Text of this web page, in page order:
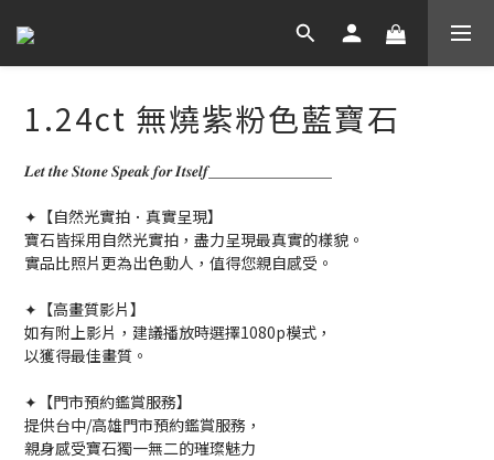
1.24ct 無燒紫粉色藍寶石
𝑳𝒆𝒕 𝒕𝒉𝒆 𝑺𝒕𝒐𝒏𝒆 𝑺𝒑𝒆𝒂𝒌 𝒇𝒐𝒓 𝑰𝒕𝒔𝒆𝒍𝒇＿＿＿＿＿＿＿＿
✦【自然光實拍．真實呈現】
寶石皆採用自然光實拍，盡力呈現最真實的樣貌。
實品比照片更為出色動人，值得您親自感受。
✦【高畫質影片】
如有附上影片，建議播放時選擇1080p模式，
以獲得最佳畫質。
✦【門市預約鑑賞服務】
提供台中/高雄門市預約鑑賞服務，
親身感受寶石獨一無二的璀璨魅力